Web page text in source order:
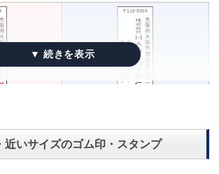
近いサイズのゴム印・スタンプ